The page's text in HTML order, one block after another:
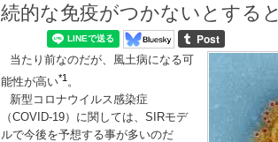
続的な免疫がつかないとすると
当たり前なのだが、風土病になる可
能性が高い*1 。
新型コロナウイルス感染症
（COVID-19）に関しては、SIRモデ
ルで今後を予想する事が多いのだ